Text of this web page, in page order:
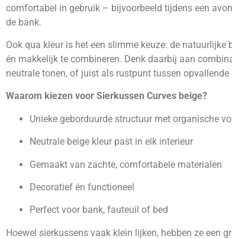
comfortabel in gebruik – bijvoorbeeld tijdens een
de bank.
Ook qua kleur is het een slimme keuze: de natuurlijke
én makkelijk te combineren. Denk daarbij aan
neutrale tonen, of juist als rustpunt tussen opvallende
Waarom kiezen voor Sierkussen Curves beige?
Unieke geborduurde structuur met organische
Neutrale beige kleur past in elk interieur
Gemaakt van zachte, comfortabele materialen
Decoratief én functioneel
Perfect voor bank, fauteuil of bed
Hoewel sierkussens vaak klein lijken, hebben ze een